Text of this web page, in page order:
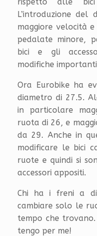
L’introduzione
maggiore velocità
pedalate minore,
bici e gli
modifiche
Ora Eurobike ha
diametro di 27.5.
in particolare
ruota di 26, e
da 29. Anche in
modificare le bici
ruote e quindi si
accessori appositi.
Chi ha i freni a
cambiare solo le
tempo che
tengo per me!